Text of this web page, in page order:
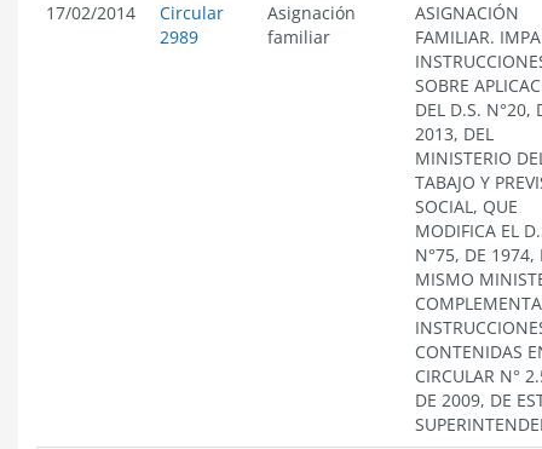
17/02/2014
Circular
2989
Asignación
familiar
ASIGNACIÓN
FAMILIAR.
SOBRE
DEL D.S. N°20,
2013, DEL
MINISTERIO
TABAJO Y
SOCIAL, QUE
MODIFICA EL
N°75, DE 1974,
MISMO
COMPLEMENTA
CONTENIDAS
CIRCULAR N°
DE 2009, DE